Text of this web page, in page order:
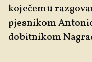
koječemu
pjesnikom
dobitnikom